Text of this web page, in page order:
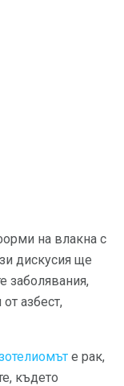
на влакна с
дискусия ще
заболявания,
азбест,
е рак,
където